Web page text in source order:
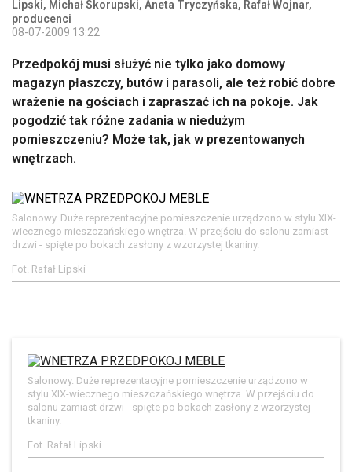
Lipski, Michał Skorupski, Aneta Tryczyńska, Rafał Wojnar,
producenci
08-07-2009 13:22
Przedpokój musi służyć nie tylko jako domowy
magazyn płaszczy, butów i parasoli, ale też robić dobre
wrażenie na gościach i zapraszać ich na pokoje. Jak
pogodzić tak różne zadania w niedużym
pomieszczeniu? Może tak, jak w prezentowanych
wnętrzach.
Salonowy. Duże reprezentacyjne pomieszczenie urządzono w stylu XIX-
wiecznego mieszczańskiego wnętrza. W przejściu do salonu zamiast
drzwi - spięte po bokach zasłony z wzorzystej tkaniny.
Fot. Rafał Lipski
Salonowy. Duże reprezentacyjne pomieszczenie urządzono w
stylu XIX-wiecznego mieszczańskiego wnętrza. W przejściu do
salonu zamiast drzwi - spięte po bokach zasłony z wzorzystej
tkaniny.
Fot. Rafał Lipski